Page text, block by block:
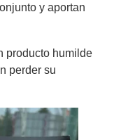
y aportan
producto humilde
perder su